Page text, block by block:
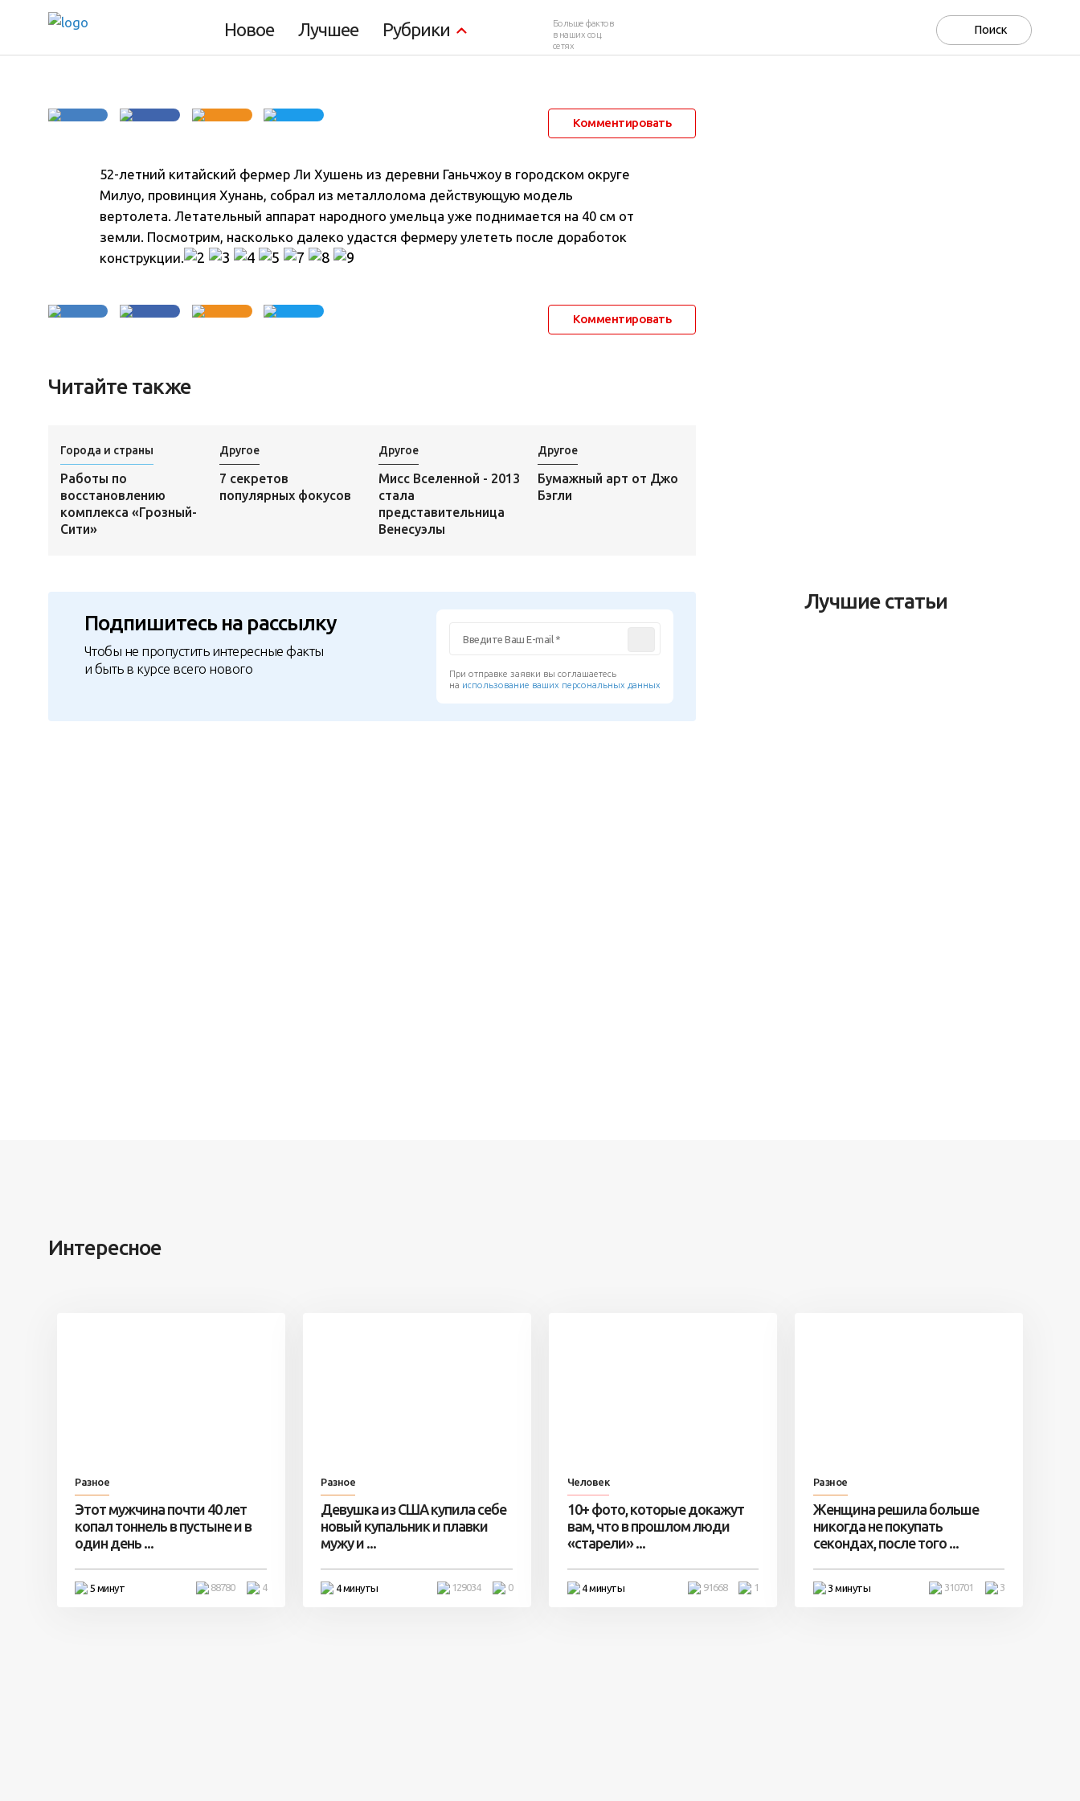
Новое Лучшее Рубрики
Больше фактов
в наших соц.
сетях
Комментировать
52-летний китайский фермер Ли Хушень из деревни Ганьчжоу в городском округе
Милуо, провинция Хунань, собрал из металлолома действующую модель
вертолета. Летательный аппарат народного умельца уже поднимается на 40 см от
земли. Посмотрим, насколько далеко удастся фермеру улететь после доработок
конструкции.
Комментировать
Читайте также
Города и страны
Работы по
восстановлению
комплекса «Грозный-
Сити»
Другое
7 секретов
популярных фокусов
Другое
Мисс Вселенной - 2013
стала
представительница
Венесуэлы
Другое
Бумажный арт от Джо
Бэгли
Подпишитесь на рассылку
Чтобы не пропустить интересные факты
и быть в курсе всего нового
При отправке заявки вы соглашаетесь
на использование ваших персональных данных
Лучшие статьи
Интересное
Разное
Этот мужчина почти 40 лет
копал тоннель в пустыне и в
один день ...
5 минут 4
88780
Разное
Девушка из США купила себе
новый купальник и плавки
мужу и ...
4 минуты 0
129034
Человек
10+ фото, которые докажут
вам, что в прошлом люди
«старели» ...
4 минуты 1
91668
Разное
Женщина решила больше
никогда не покупать
секондах, после того ...
3 минуты 3
310701